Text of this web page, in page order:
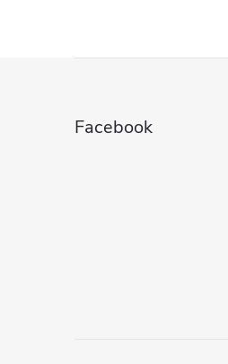
Facebook